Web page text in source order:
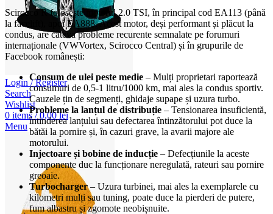
Login / Register
Search
Wishlist
0 items / 0,00lei
Menu
Scirocco R folosește motorul 2.0 TSI, în principal cod EA113 (până
la facelift), apoi EA888. Acest motor, deși performant și plăcut la
condus, are câteva probleme recurente semnalate pe forumuri
internaționale (VWVortex, Scirocco Central) și în grupurile de
Facebook românești:
Consum de ulei peste medie – Mulți proprietari raportează
consumuri de 0,5-1 litru/1000 km, mai ales la condus sportiv.
Cauzele țin de segmenți, ghidaje supape și uzura turbo.
Probleme la lanțul de distribuție – Tensionarea insuficientă,
întinderea lanțului sau defectarea întinzătorului pot duce la
bătăi la pornire și, în cazuri grave, la avarii majore ale
motorului.
Injectoare și bobine de inducție – Defecțiunile la aceste
componente duc la funcționare neregulată, rateuri sau pornire
greoaie.
Turbocharger– Uzura turbinei, mai ales la exemplarele cu
kilometri mulți sau tuning, poate duce la pierderi de putere,
fum albastru și zgomote neobișnuite.